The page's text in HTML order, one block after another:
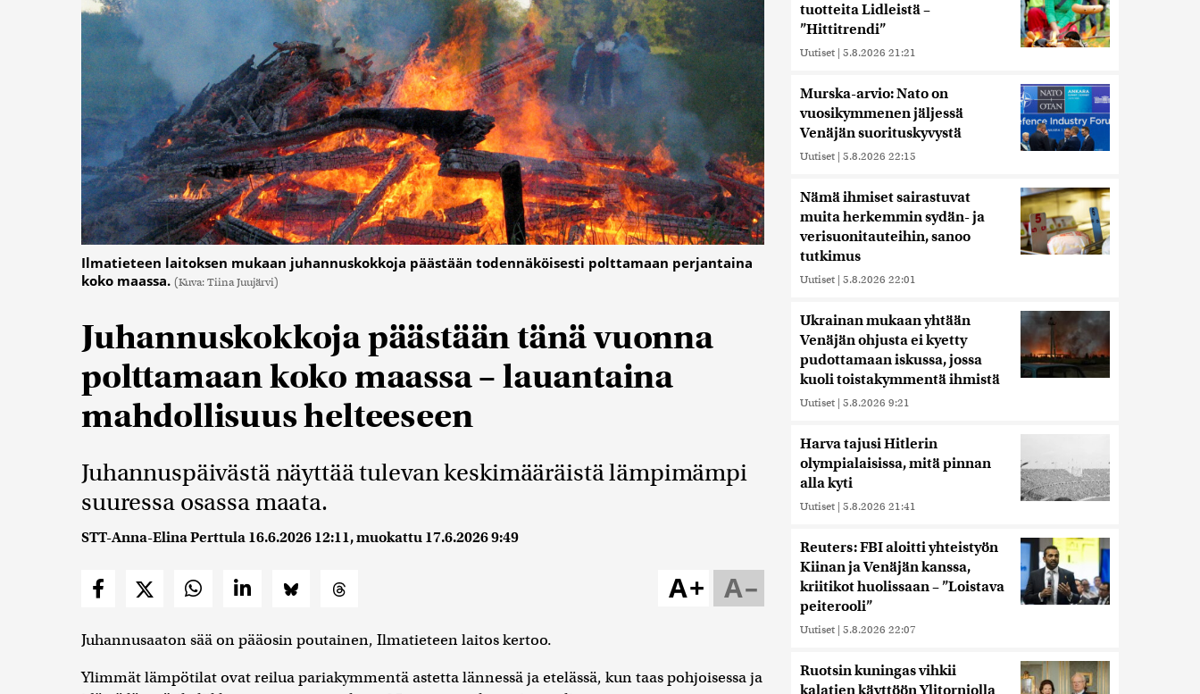
Ilmatieteen laitoksen mukaan juhannuskokkoja päästään todennäköisesti polttamaan perjantaina
koko maassa. (Kuva: Tiina Juujärvi)
Juhannuskokkoja päästään tänä vuonna
polttamaan koko maassa – lauantaina
mahdollisuus helteeseen
Juhannuspäivästä näyttää tulevan keskimääräistä lämpimämpi
suuressa osassa maata.
STT-Anna-Elina Perttula 16.6.2026 12:11, muokattu 17.6.2026 9:49
A–
A+
Juhannusaaton sää on pääosin poutainen, Ilmatieteen laitos kertoo.
Ylimmät lämpötilat ovat reilua pariakymmentä astetta lännessä ja etelässä, kun taas pohjoisessa ja
tuotteita Lidleistä –
”Hittitrendi”
Uutiset | 5.8.2026 21:21
Murska-arvio: Nato on
vuosikymmenen jäljessä
Venäjän suorituskyvystä
Uutiset | 5.8.2026 22:15
Nämä ihmiset sairastuvat
muita herkemmin sydän- ja
verisuonitauteihin, sanoo
tutkimus
Uutiset | 5.8.2026 22:01
Ukrainan mukaan yhtään
Venäjän ohjusta ei kyetty
pudottamaan iskussa, jossa
kuoli toistakymmentä ihmistä
Uutiset | 5.8.2026 9:21
Harva tajusi Hitlerin
olympialaisissa, mitä pinnan
alla kyti
Uutiset | 5.8.2026 21:41
Reuters: FBI aloitti yhteistyön
Kiinan ja Venäjän kanssa,
kriitikot huolissaan – ”Loistava
peiterooli”
Uutiset | 5.8.2026 22:07
Ruotsin kuningas vihkii
kalatien käyttöön Ylitorniolla